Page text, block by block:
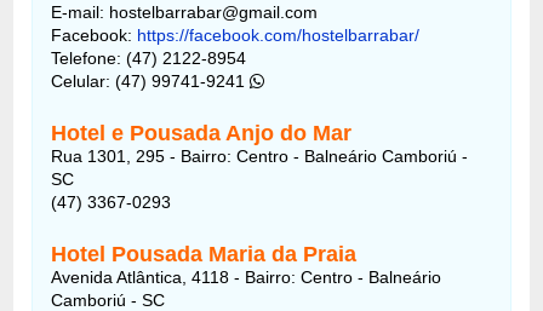
E-mail: hostelbarrabar@gmail.com
Facebook: https://facebook.com/hostelbarrabar/
Telefone: (47) 2122-8954
Celular: (47) 99741-9241
Hotel e Pousada Anjo do Mar
Rua 1301, 295 - Bairro: Centro - Balneário Camboriú -
SC
(47) 3367-0293
Hotel Pousada Maria da Praia
Avenida Atlântica, 4118 - Bairro: Centro - Balneário
Camboriú - SC